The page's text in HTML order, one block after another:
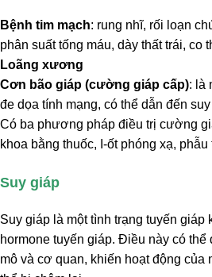
Bệnh tim mạch: rung nhĩ, rối loạn
phân suất tống máu, dày thất trái, co
Loãng xương
Cơn bão giáp (cường giáp cấp): là
đe dọa tính mạng, có thể dẫn đến
Có ba phương pháp điều trị cường
khoa bằng thuốc, I-ốt phóng xạ, phẫu
Suy giáp
Suy giáp là một tình trạng tuyến giáp
hormone tuyến giáp. Điều này có
mô và cơ quan, khiến hoạt động của